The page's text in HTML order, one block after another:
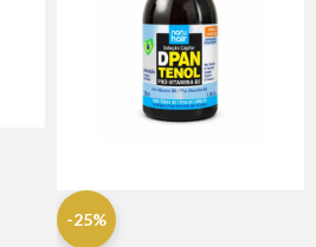
-25%